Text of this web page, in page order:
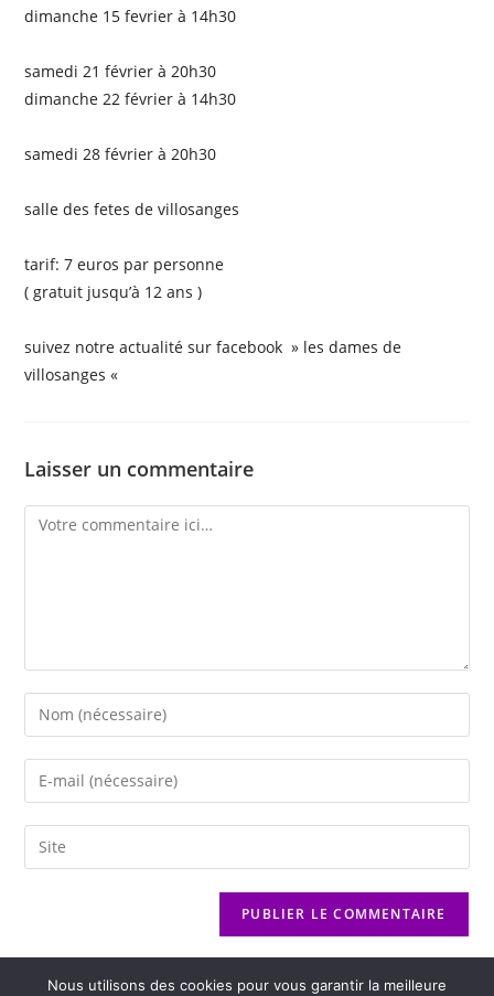
dimanche 15 fevrier à 14h30
samedi 21 février à 20h30
dimanche 22 février à 14h30
samedi 28 février à 20h30
salle des fetes de villosanges
tarif: 7 euros par personne
( gratuit jusqu’à 12 ans )
suivez notre actualité sur facebook » les dames de
villosanges «
Laisser un commentaire
Nous utilisons des cookies pour vous garantir la meilleure